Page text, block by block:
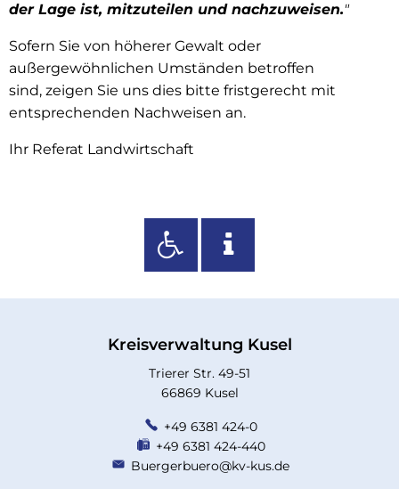
der Lage ist, mitzuteilen und nachzuweisen."
Sofern Sie von höherer Gewalt oder
außergewöhnlichen Umständen betroffen
sind, zeigen Sie uns dies bitte fristgerecht mit
entsprechenden Nachweisen an.
Ihr Referat Landwirtschaft
Kreisverwaltung Kusel
Trierer Str. 49-51
66869 Kusel
+49 6381 424-0
+49 6381 424-440
Buergerbuero@kv-kus.de